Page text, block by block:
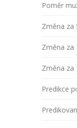
Poměr
Změna za
Změna za
Změna za
Predikce